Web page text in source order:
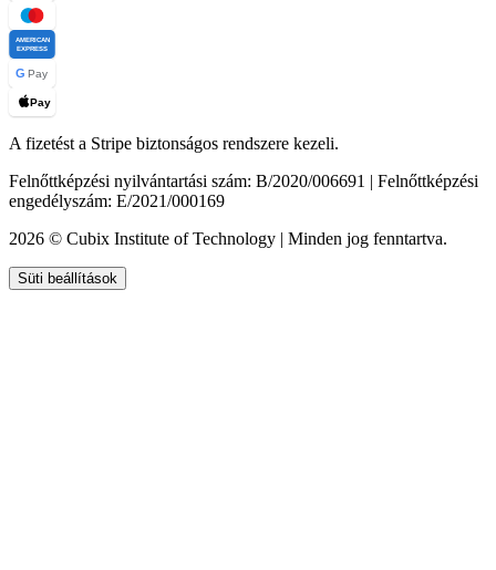
AMERICAN
EXPRESS
G Pay
Pay
A fizetést a Stripe biztonságos rendszere kezeli.
Felnőttképzési nyilvántartási szám: B/2020/006691 | Felnőttképzési
engedélyszám: E/2021/000169
2026 © Cubix Institute of Technology | Minden jog fenntartva.
Süti beállítások